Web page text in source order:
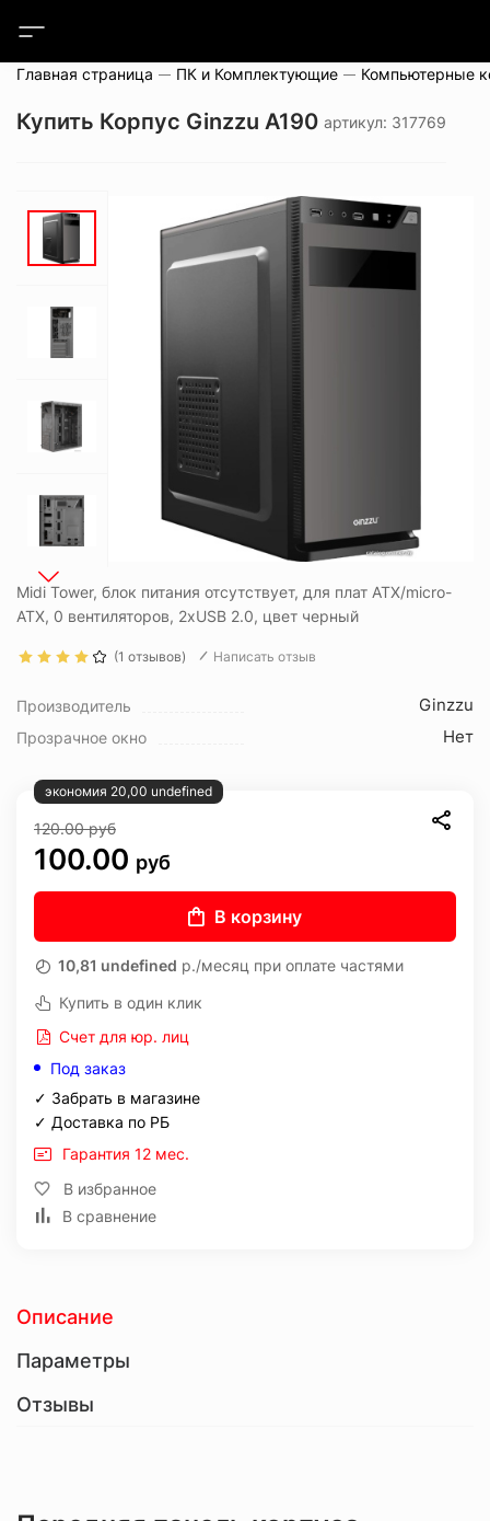
Главная страница ПК и Комплектующие Компьютерные
Купить Корпус Ginzzu A190 артикул: 317769
Midi Tower, блок питания отсутствует, для плат ATX/micro-
ATX, 0 вентиляторов, 2xUSB 2.0, цвет черный
(1 отзывов) Написать отзыв
Производитель Ginzzu
Прозрачное окно Нет
экономия 20,00 undefined
120.00руб
100.00 руб
В корзину
10,81 undefined р./месяц при оплате частями
Купить в один клик
Счет для юр. лиц
Под заказ
✓ Забрать в магазине
✓ Доставка по РБ
Гарантия 12 мес.
В избранное
В сравнение
Описание
Параметры
Отзывы